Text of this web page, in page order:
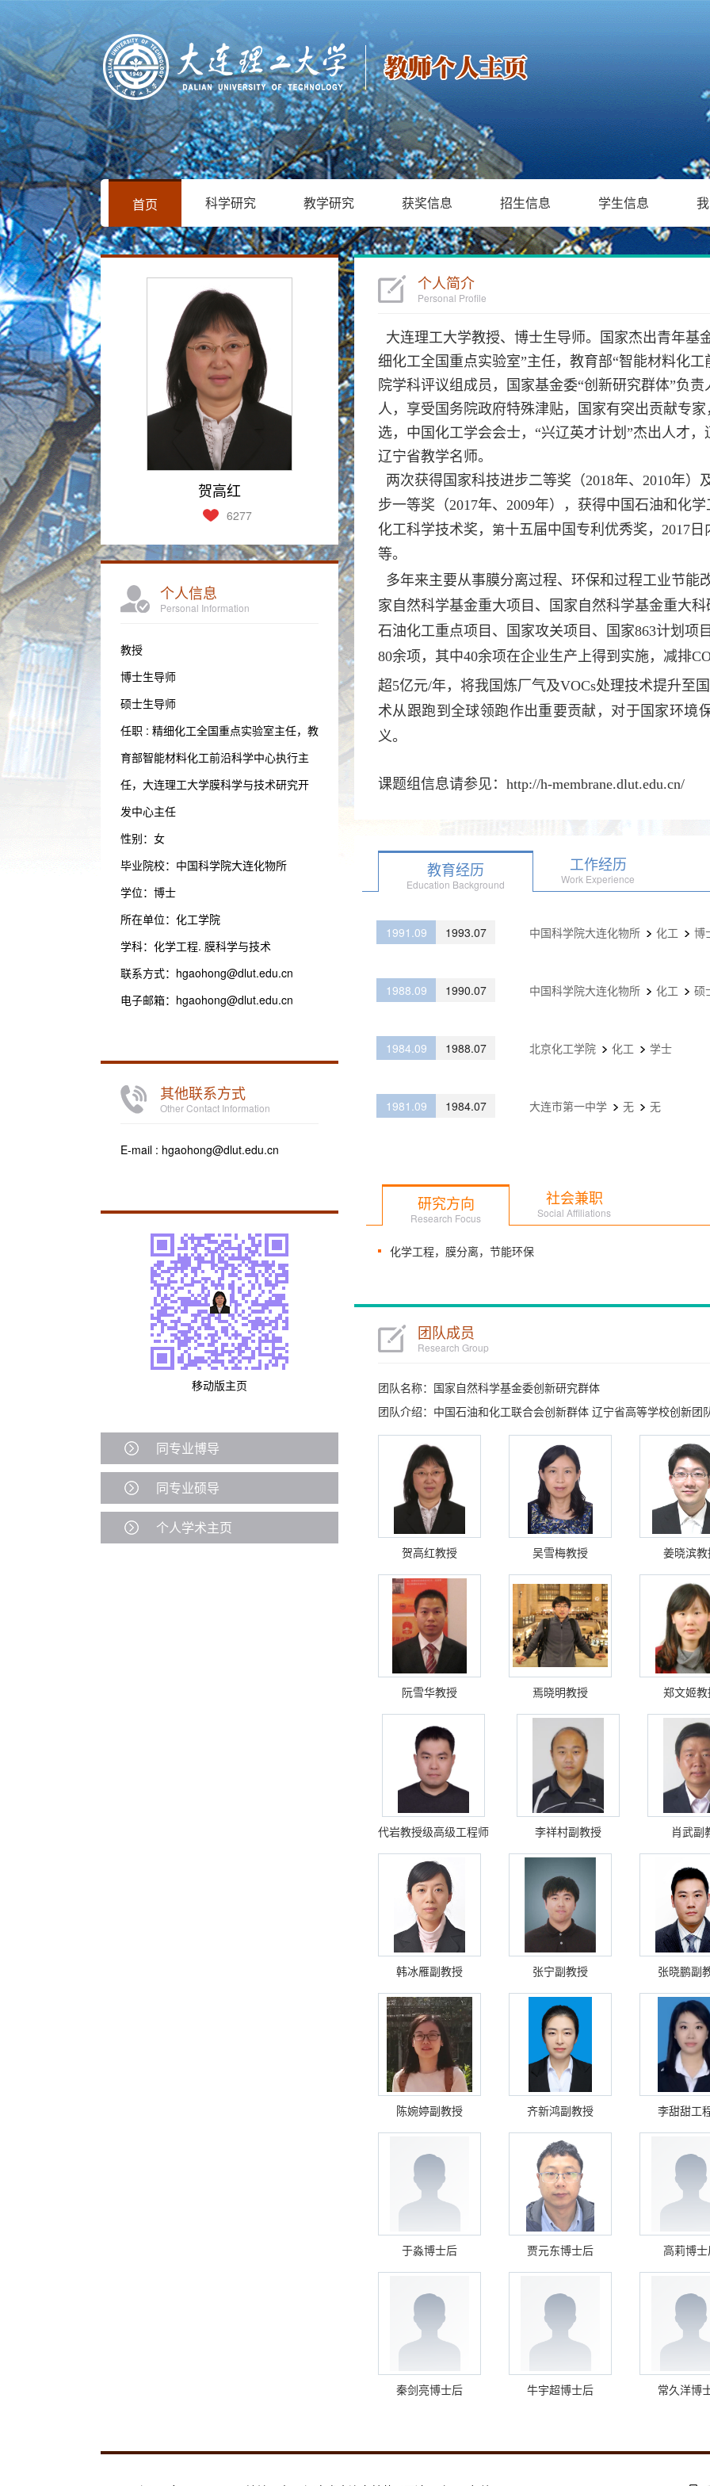
首页 科学研究 教学研究 获奖信息 招生信息 学生信息
贺高红
6277
个人信息
Personal Information
教授
博士生导师
硕士生导师
任职 : 精细化工全国重点实验室主任，教
育部智能材料化工前沿科学中心执行主
任，大连理工大学膜科学与技术研究开
发中心主任
性别：女
毕业院校：中国科学院大连化物所
学位：博士
所在单位：化工学院
学科：化学工程. 膜科学与技术
联系方式： hgaohong@dlut.edu.cn
电子邮箱： hgaohong@dlut.edu.cn
其他联系方式
Other Contact Information
E-mail : hgaohong@dlut.edu.cn
移动版主页
同专业博导
同专业硕导
个人学术主页
个人简介
Personal Profile
大连理工大学教授、博士生导师。国家杰出青年基
细化工全国重点实验室”主任，教育部“智能材料化
院学科评议组成员，国家基金委“创新研究群体”负责
人 ，享受国务院政府特殊津贴，国家有突出贡献专
选，中国化工学会会士，“兴辽英才计划”杰出人才，
辽宁省教学名师。
两次获得国家科技进步二等奖（2018年、2010年
步一等奖（2017年、2009年），获得中国石油和化
化工科学技术奖，
第十五届中国专利优秀奖， 2017
等。
多年来主要从事膜分离过程、环保和过程工业节能
家自然科学基金重大项目、国家自然科学基金重大
石油化工重点项目、国家攻关项目、国家863计划项
80余项，其中40余项在企业生产上得到实施， 减排
超5亿元/年， 将我国炼厂气及VOCs处理技术提升至
术从跟跑到全球领跑作出重要贡献， 对于国家环境
义。
课题组信息请参见：http://h-membrane.dlut.edu.cn/
教育经历
Education Background
工作经历
Work Experience
1991.09 1993.07 中国科学院大连化物所 化工 博
1988.09 1990.07 中国科学院大连化物所 化工 硕
1984.09 1988.07 北京化工学院 化工 学士
1981.09 1984.07 大连市第一中学 无 无
研究方向
Research Focus
社会兼职
Social Affiliations
化学工程，膜分离，节能环保
团队成员
Research Group
团队名称：国家自然科学基金委创新研究群体
团队介绍：中国石油和化工联合会创新群体 辽宁省高等学校创新团
贺高红教授 吴雪梅教授 姜晓滨
阮雪华教授 焉晓明教授 郑文姬
代岩教授级高级工程师 李祥村副教授 肖武副
韩冰雁副教授 张宁副教授 张晓鹏副
陈婉婷副教授 齐新鸿副教授 李甜甜工
于淼博士后 贾元东博士后 高莉博
秦剑亮博士后 牛宇超博士后 常久洋博